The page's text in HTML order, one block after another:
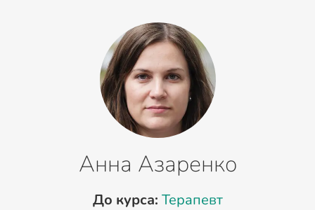
Анна Азаренко
До курса: Терапевт